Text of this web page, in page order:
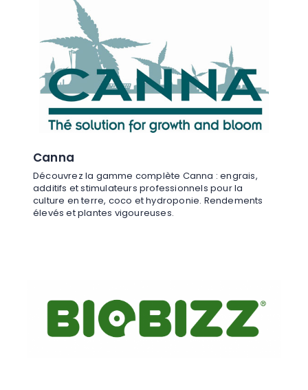
Canna
Découvrez la gamme complète Canna : engrais,
additifs et stimulateurs professionnels pour la
culture en terre, coco et hydroponie. Rendements
élevés et plantes vigoureuses.